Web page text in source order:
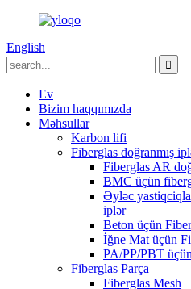
English
Ev
Bizim haqqımızda
Məhsullar
Karbon lifi
Fiberglas doğranmış
Fiberglas AR
BMC üçün
Əyləc
iplər
Beton üçün
İğne Mat üçün
PA/PP/PBT
Fiberglas Parça
Fiberglas Mesh